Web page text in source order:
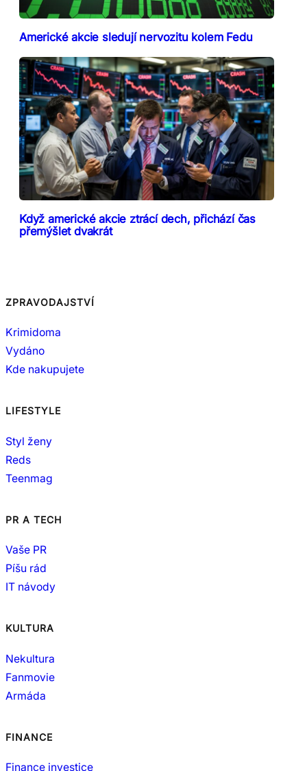
Americké akcie sledují nervozitu kolem Fedu
Když americké akcie ztrácí dech, přichází čas
přemýšlet dvakrát
ZPRAVODAJSTVÍ
Krimidoma
Vydáno
Kde nakupujete
LIFESTYLE
Styl ženy
Reds
Teenmag
PR A TECH
Vaše PR
Píšu rád
IT návody
KULTURA
Nekultura
Fanmovie
Armáda
FINANCE
Finance investice